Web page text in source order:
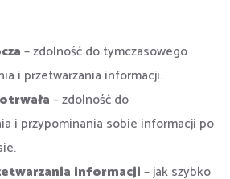
– zdolność do tymczasowego
i przetwarzania informacji.
– zdolność do
i przypominania sobie informacji po
informacji– jak szybko